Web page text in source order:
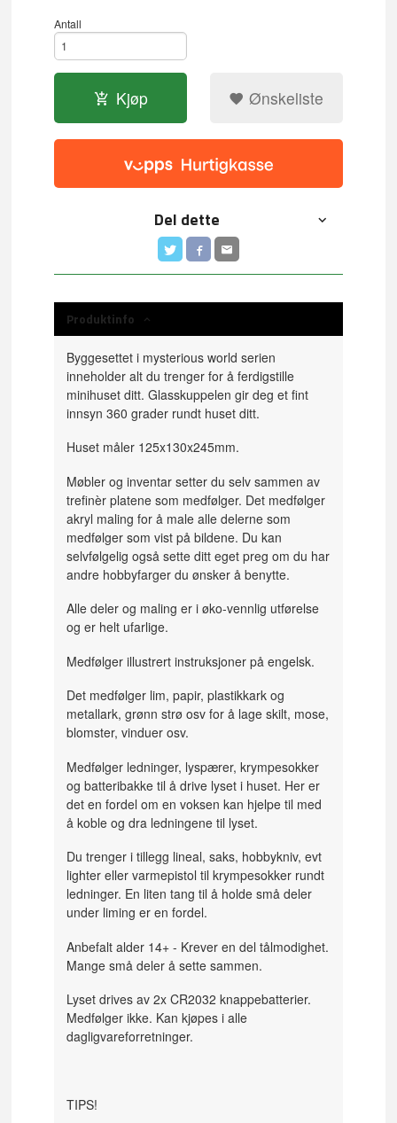
Antall
Kjøp Ønskeliste
Del dette
Produktinfo
Byggesettet i mysterious world serien
inneholder alt du trenger for å ferdigstille
minihuset ditt. Glasskuppelen gir deg et fint
innsyn 360 grader rundt huset ditt.
Huset måler 125x130x245mm.
Møbler og inventar setter du selv sammen av
trefinèr platene som medfølger. Det medfølger
akryl maling for å male alle delerne som
medfølger som vist på bildene. Du kan
selvfølgelig også sette ditt eget preg om du har
andre hobbyfarger du ønsker å benytte.
Alle deler og maling er i øko-vennlig utførelse
og er helt ufarlige.
Medfølger illustrert instruksjoner på engelsk.
Det medfølger lim, papir, plastikkark og
metallark, grønn strø osv for å lage skilt, mose,
blomster, vinduer osv.
Medfølger ledninger, lyspærer, krympesokker
og batteribakke til å drive lyset i huset. Her er
det en fordel om en voksen kan hjelpe til med
å koble og dra ledningene til lyset.
Du trenger i tillegg lineal, saks, hobbykniv, evt
lighter eller varmepistol til krympesokker rundt
ledninger. En liten tang til å holde små deler
under liming er en fordel.
Anbefalt alder 14+ - Krever en del tålmodighet.
Mange små deler å sette sammen.
Lyset drives av 2x CR2032 knappebatterier.
Medfølger ikke. Kan kjøpes i alle
dagligvareforretninger.
TIPS!